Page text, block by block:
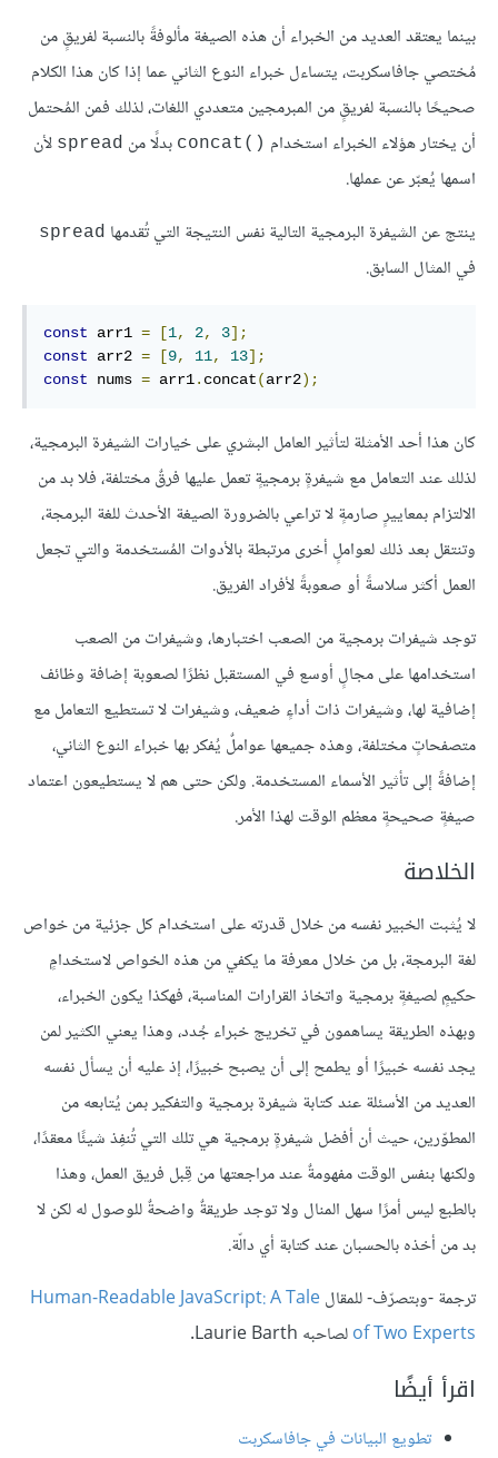
بينما يعتقد العديد من الخبراء أن هذه الصيغة مألوفةً بالنسبة لفريقٍ من
مُختصي جافاسكربت، يتساءل خبراء النوع الثاني عما إذا كان هذا الكلام
صحيحًا بالنسبة لفريقٍ من المبرمجين متعددي اللغات، لذلك فمن المُحتمل
أن يختار هؤلاء الخبراء استخدام concat()‎ بدلًا من spread لأن
اسمها يُعبّر عن عملها.
ينتج عن الشيفرة البرمجية التالية نفس النتيجة التي تُقدمها spread
في المثال السابق.
const arr1 = [1, 2, 3];
const arr2 = [9, 11, 13];
const nums = arr1. concat(arr2);
كان هذا أحد الأمثلة لتأثير العامل البشري على خيارات الشيفرة البرمجية،
لذلك عند التعامل مع شيفرةٍ برمجيةٍ تعمل عليها فرقٌ مختلفة، فلا بد من
الالتزام بمعاييرٍ صارمةٍ لا تراعي بالضرورة الصيغة الأحدث للغة البرمجة،
وتنتقل بعد ذلك لعواملٍ أخرى مرتبطة بالأدوات المُستخدمة والتي تجعل
العمل أكثر سلاسةً أو صعوبةً لأفراد الفريق.
توجد شيفرات برمجية من الصعب اختبارها، وشيفرات من الصعب
استخدامها على مجالٍ أوسع في المستقبل نظرًا لصعوبة إضافة وظائف
إضافية لها، وشيفرات ذات أداءٍ ضعيف، وشيفرات لا تستطيع التعامل مع
متصفحاتٍ مختلفة، وهذه جميعها عواملٌ يُفكر بها خبراء النوع الثاني،
إضافةً إلى تأثير الأسماء المستخدمة. ولكن حتى هم لا يستطيعون اعتماد
صيغةٍ صحيحةٍ معظم الوقت لهذا الأمر.
الخلاصة
لا يُثبت الخبير نفسه من خلال قدرته على استخدام كل جزئية من خواص
لغة البرمجة، بل من خلال معرفة ما يكفي من هذه الخواص لاستخدامٍ
حكيمٍ لصيغةٍ برمجية واتخاذ القرارات المناسبة، فهكذا يكون الخبراء،
وبهذه الطريقة يساهمون في تخريج خبراء جُدد، وهذا يعني الكثير لمن
يجد نفسه خبيرًا أو يطمح إلى أن يصبح خبيرًا، إذ عليه أن يسأل نفسه
العديد من الأسئلة عند كتابة شيفرة برمجية والتفكير بمن يُتابعه من
المطوّرين، حيث أن أفضل شيفرةٍ برمجية هي تلك التي تُنفِذ شيئًا معقدًا،
ولكنها بنفس الوقت مفهومةٌ عند مراجعتها من قِبل فريق العمل، وهذا
بالطبع ليس أمرًا سهل المنال ولا توجد طريقةٌ واضحةٌ للوصول له لكن لا
بد من أخذه بالحسبان عند كتابة أي دالّة.
ترجمة -وبتصرّف- للمقالHuman-Readable JavaScript: A Tale
of Two Expertsلصاحبه Laurie Barth.
اقرأ أيضًا
تطويع البيانات في جافاسكربت